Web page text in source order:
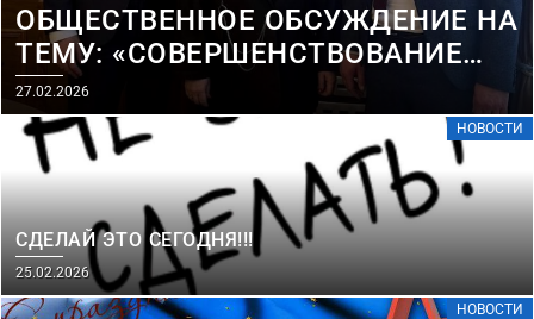
ОБЩЕСТВЕННОЕ ОБСУЖДЕНИЕ НА
ТЕМУ: «СОВЕРШЕНСТВОВАНИЕ
СИСТЕМЫ СТРАТЕГИЧЕСКОГО
ПЛАНИРОВАНИЯ
МУНИЦИПАЛИТЕТОВ»
27.02.2026
НОВОСТИ
СДЕЛАЙ ЭТО СЕГОДНЯ!!!
25.02.2026
НОВОСТИ